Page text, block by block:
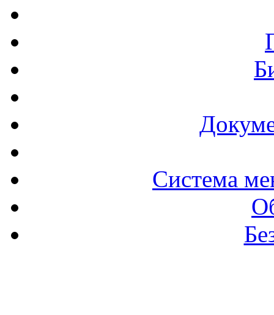
Система